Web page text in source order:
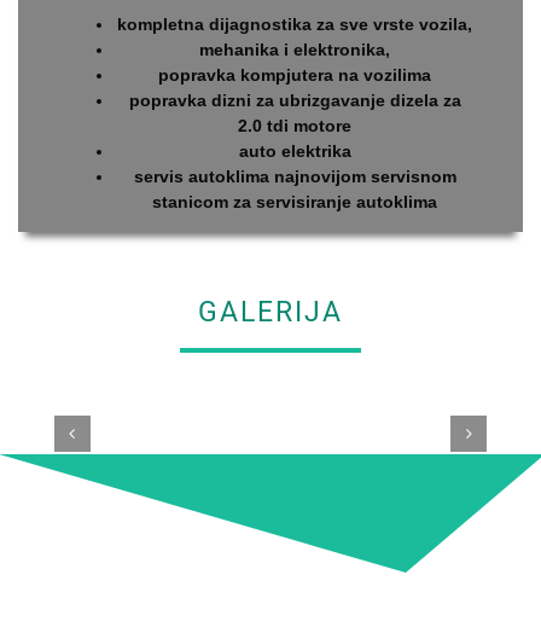
kompletna dijagnostika za sve vrste vozila,
mehanika i elektronika,
popravka kompjutera na vozilima
popravka dizni za ubrizgavanje dizela za
2.0 tdi motore
auto elektrika
servis autoklima najnovijom servisnom
stanicom za servisiranje autoklima
GALERIJA